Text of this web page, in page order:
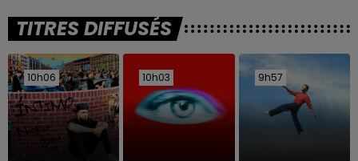
TITRES DIFFUSÉS
10h06
10h06 10h03
10h03 9h57
9h57